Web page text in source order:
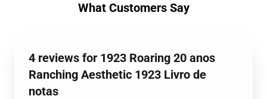
What Customers Say
4 reviews for 1923 Roaring 20 anos
Ranching Aesthetic 1923 Livro de
notas